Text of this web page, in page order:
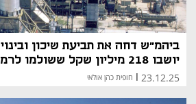
ביהמ"ש דחה את תביעת שיכון
יושבו 218 מיליון שקל ששולמו לרמ״י
23.12.25
| חופית כהן אולאי